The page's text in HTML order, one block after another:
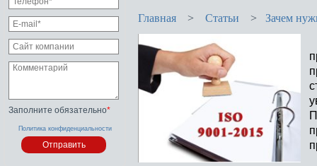
Заполните обязательно*
Политика конфиденциальности
Главная > Статьи > Зачем